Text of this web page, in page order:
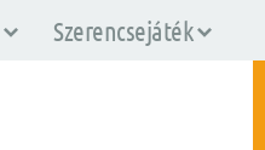
Szerencsejáték